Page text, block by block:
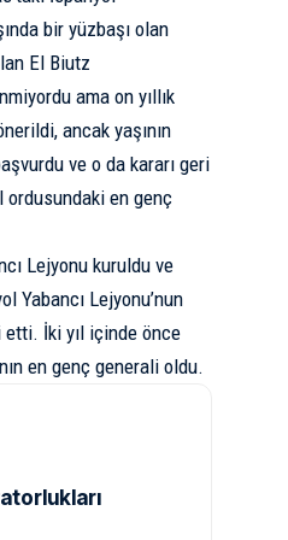
bir yüzbaşı olan
El Biutz
ama on yıllık
ancak yaşının
ve o da kararı geri
ordusundaki en genç
Lejyonu kuruldu ve
Yabancı Lejyonu’nun
etti. İki yıl içinde önce
en genç generali oldu.